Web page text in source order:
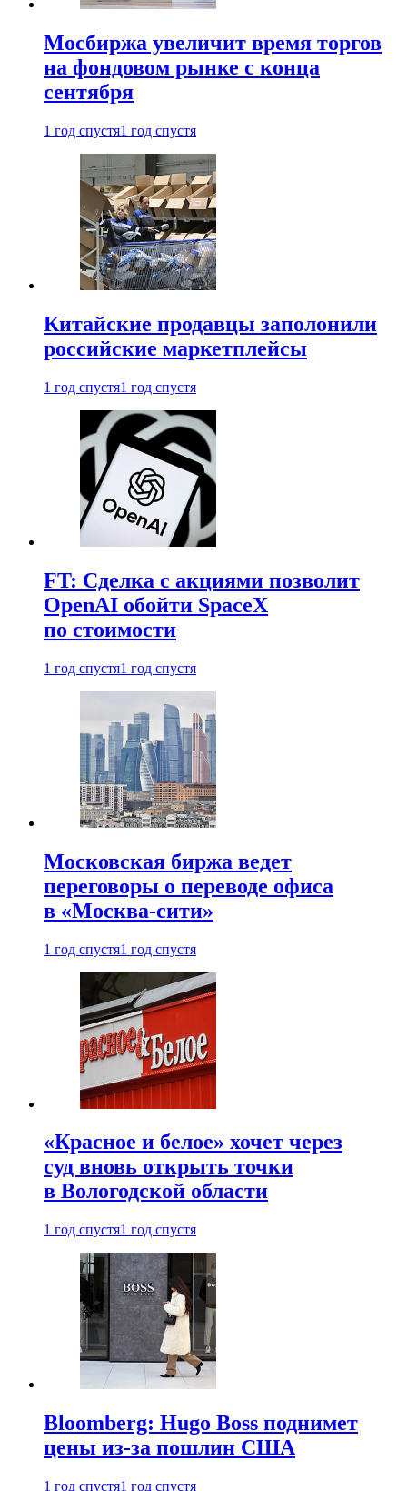
Мосбиржа увеличит время торгов
на фондовом рынке с конца
сентября
1 год спустя1 год спустя
Китайские продавцы заполонили
российские маркетплейсы
1 год спустя1 год спустя
FT: Сделка с акциями позволит
OpenAI обойти SpaceX
по стоимости
1 год спустя1 год спустя
Московская биржа ведет
переговоры о переводе офиса
в «Москва-сити»
1 год спустя1 год спустя
«Красное и белое» хочет через
суд вновь открыть точки
в Вологодской области
1 год спустя1 год спустя
Bloomberg: Hugo Boss поднимет
цены из-за пошлин США
1 год спустя1 год спустя